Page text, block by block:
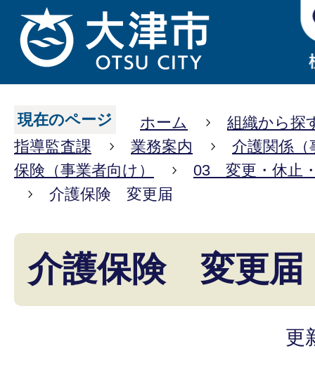
現在のページ ホーム
組織から探
指導監査課
業務案内
介護関係（
保険（事業者向け）
03 変更・休止
介護保険 変更届
介護保険 変更届
更